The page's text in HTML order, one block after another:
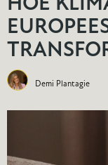
HOE
Demi Plantagie